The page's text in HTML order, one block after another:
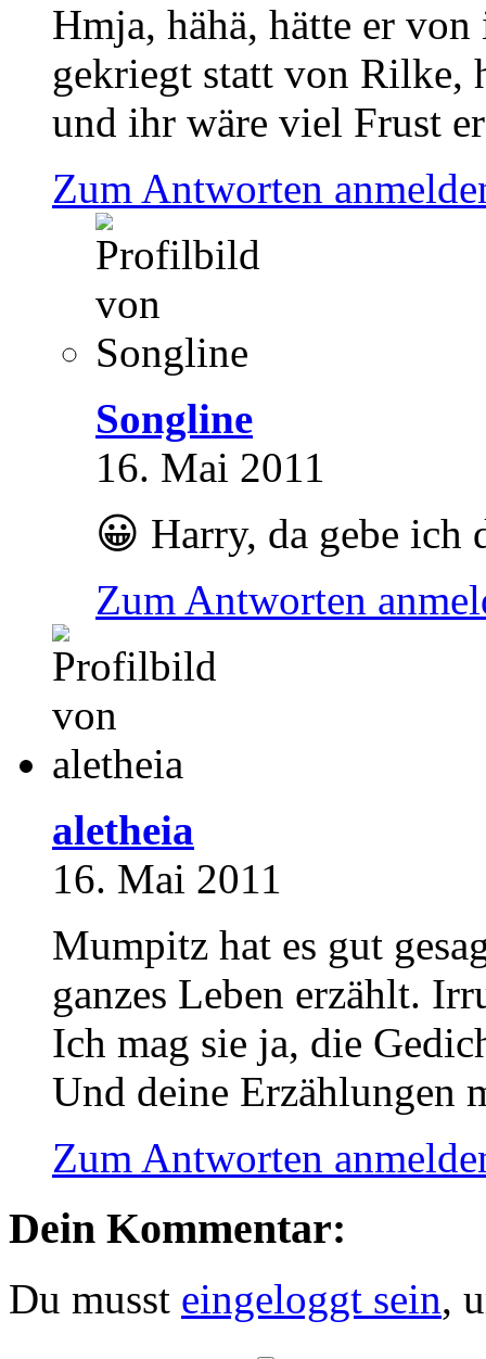
Hmja, hähä, hätte er
gekriegt statt von Rilke,
und ihr wäre viel Frust
Zum Antworten
Songline
16. Mai 2011
😀 Harry, da gebe ich
Zum Antworten
aletheia
16. Mai 2011
Mumpitz hat es gut
ganzes Leben erzählt.
Ich mag sie ja, die
Und deine Erzählungen
Zum Antworten
Dein Kommentar:
Du musst eingeloggt sein,